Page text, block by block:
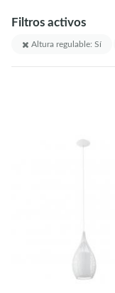
Filtros activos
Altura regulable: Sí